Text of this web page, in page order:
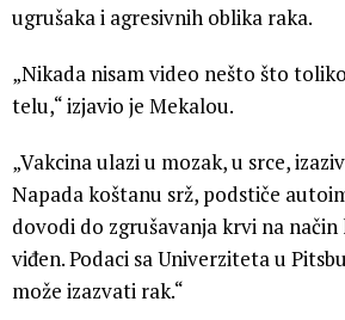
ugrušaka i agresivnih oblika raka.
„Nikada nisam video nešto što
telu,“ izjavio je Mekalou.
„Vakcina ulazi u mozak, u srce,
Napada koštanu srž, podstiče
dovodi do zgrušavanja krvi na
viđen. Podaci sa Univerziteta u
može izazvati rak.“